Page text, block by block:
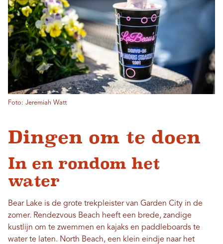
Foto: Jeremiah Watt
Dingen om te doen
In en rondom het
water
Bear Lake is de grote trekpleister van Garden City in de
zomer. Rendezvous Beach heeft een brede, zandige
kustlijn om te zwemmen en kajaks en paddleboards te
water te laten. North Beach, een klein eindje naar het